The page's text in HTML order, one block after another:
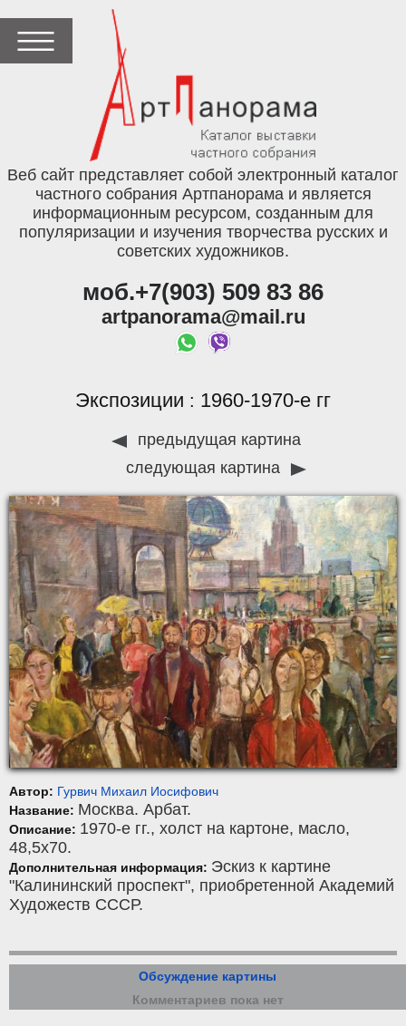
Веб сайт представляет собой электронный каталог
частного собрания Артпанорама и является
информационным ресурсом, созданным для
популяризации и изучения творчества русских и
советских художников.
моб.+7(903) 509 83 86
artpanorama@mail.ru
Экспозиции : 1960-1970-е гг
предыдущая картина
следующая картина
Автор: Гурвич Михаил Иосифович
Название: Москва. Арбат.
Описание: 1970-е гг., холст на картоне, масло,
48,5x70.
Дополнительная информация: Эскиз к картине
"Калининский проспект", приобретенной Академий
Художеств СССР.
Обсуждение картины
Комментариев пока нет